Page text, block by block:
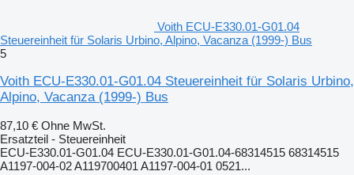
Voith ECU-E330.01-G01.04
Steuereinheit für Solaris Urbino, Alpino, Vacanza (1999-) Bus
5
Voith ECU-E330.01-G01.04 Steuereinheit für Solaris Urbino,
Alpino, Vacanza (1999-) Bus
87,10 € Ohne MwSt.
Ersatzteil - Steuereinheit
ECU-E330.01-G01.04 ECU-E330.01-G01.04-68314515 68314515
A1197-004-02 A119700401 A1197-004-01 0521...